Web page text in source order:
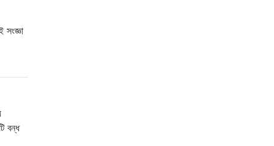
সংজ্ঞা
বন্ধ